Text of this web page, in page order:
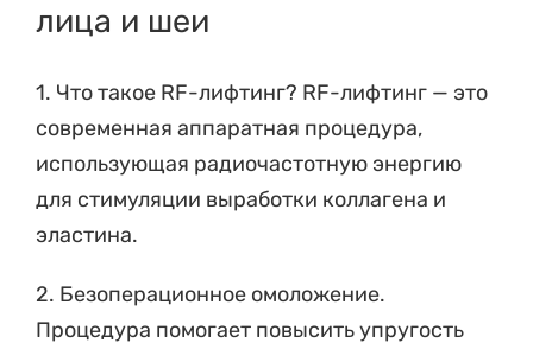
лица и шеи
1. Что такое RF-лифтинг? RF-лифтинг — это
современная аппаратная процедура,
использующая радиочастотную энергию
для стимуляции выработки коллагена и
эластина.
2. Безоперационное омоложение.
Процедура помогает повысить упругость